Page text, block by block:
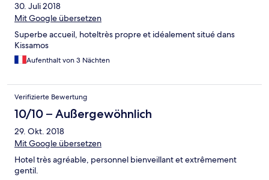
30. Juli 2018
Mit Google übersetzen
Superbe accueil, hoteltrès propre et idéalement situé dans
Kissamos
Aufenthalt von 3 Nächten
Verifizierte Bewertung
10/10 – Außergewöhnlich
29. Okt. 2018
Mit Google übersetzen
Hotel très agréable, personnel bienveillant et extrêmement
gentil.